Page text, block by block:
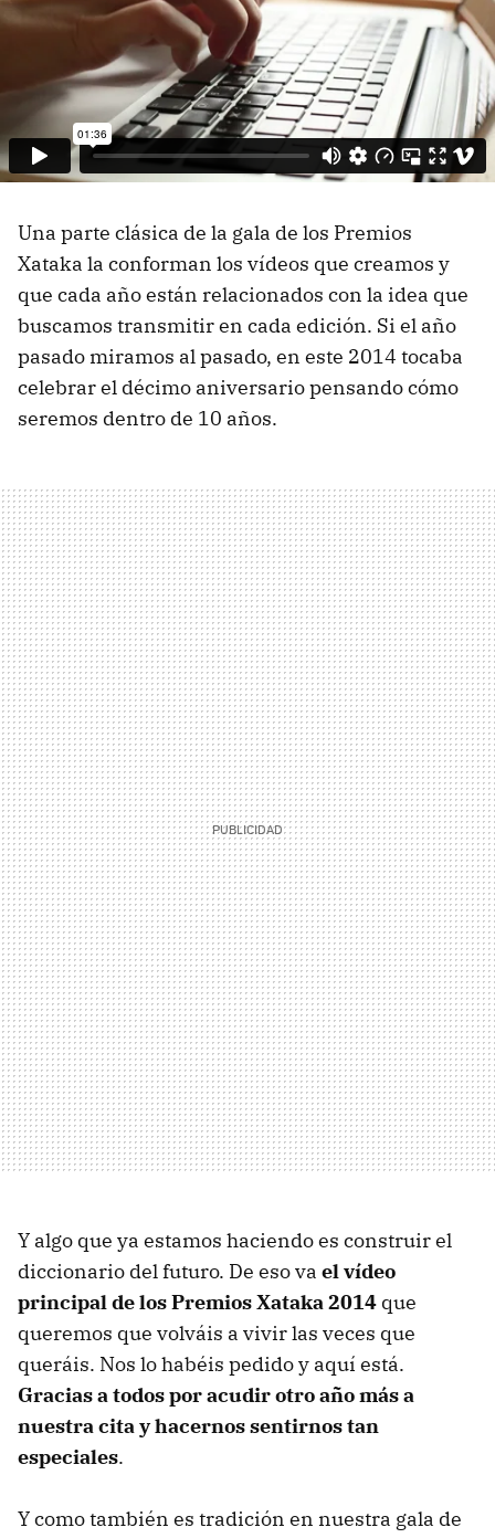
Una parte clásica de la gala de los Premios
Xataka la conforman los vídeos que creamos y
que cada año están relacionados con la idea que
buscamos transmitir en cada edición. Si el año
pasado miramos al pasado, en este 2014 tocaba
celebrar el décimo aniversario pensando cómo
seremos dentro de 10 años.
Y algo que ya estamos haciendo es construir el
diccionario del futuro. De eso va el vídeo
principal de los Premios Xataka 2014 que
queremos que volváis a vivir las veces que
queráis. Nos lo habéis pedido y aquí está.
Gracias a todos por acudir otro año más a
nuestra cita y hacernos sentirnos tan
especiales.
Y como también es tradición en nuestra gala de